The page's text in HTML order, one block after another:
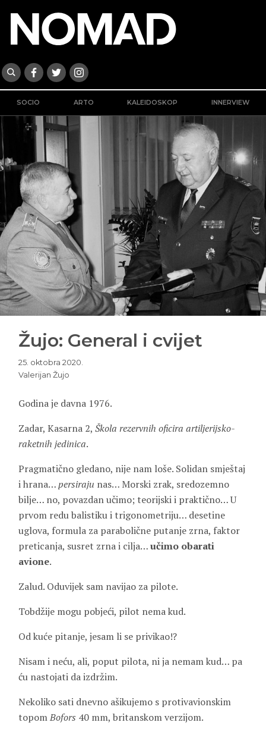
SOCIO ARTO KALEIDOSKOP INNERVIEW
Žujo: General i cvijet
25. oktobra 2020.
Valerijan Žujo
Godina je davna 1976.
Zadar, Kasarna 2, Škola rezervnih oficira artiljerijsko-
raketnih jedinica.
Pragmatično gledano, nije nam loše. Solidan smještaj
i hrana…persiraju nas… Morski zrak, sredozemno
bilje… no, povazdan učimo; teorijski i praktično… U
prvom redu balistiku i trigonometriju… desetine
uglova, formula za parabolične putanje zrna, faktor
preticanja, susret zrna i cilja…učimo obarati
avione.
Zalud. Oduvijek sam navijao za pilote.
Tobdžije mogu pobjeći, pilot nema kud.
Od kuće pitanje, jesam li se privikao!?
Nisam i neću, ali, poput pilota, ni ja nemam kud… pa
ću nastojati da izdržim.
Nekoliko sati dnevno ašikujemo s protivavionskim
topomBofors 40 mm, britanskom verzijom.